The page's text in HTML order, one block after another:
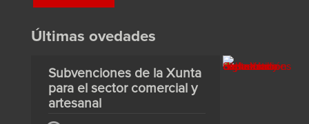
Últimas ovedades
Subvenciones de la Xunta
para el sector comercial y
artesanal